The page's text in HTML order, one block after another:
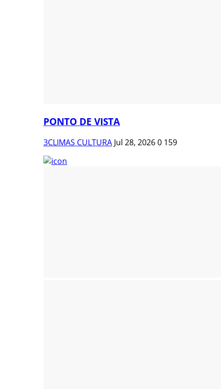
PONTO DE VISTA
3CLIMAS CULTURA Jul 28, 20260 159